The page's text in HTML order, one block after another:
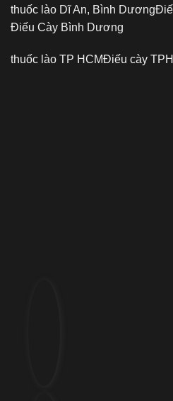
thuốc lào Dĩ An, Bình Dương
Điếu Cày Bình Dương
thuốc lào TP HCMĐiếu cày